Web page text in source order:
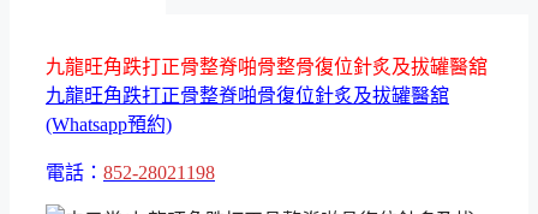
九龍旺角跌打正骨整脊啪骨整骨復位針炙及拔罐醫舘
九龍旺角跌打正骨整脊啪骨復位針炙及拔罐醫舘
(Whatsapp預約)
電話： 852-28021198